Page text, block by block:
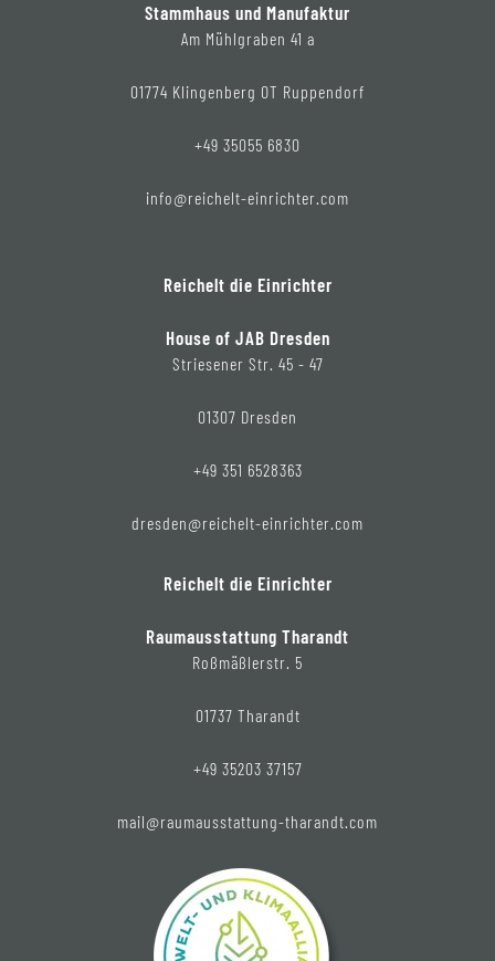
Stammhaus und Manufaktur
Am Mühlgraben 41 a
01774 Klingenberg OT Ruppendorf
+49 35055 6830
info@reichelt-einrichter.com
Reichelt die Einrichter
House of JAB Dresden
Striesener Str. 45 - 47
01307 Dresden
+49 351 6528363
dresden@reichelt-einrichter.com
Reichelt die Einrichter
Raumausstattung Tharandt
Roßmäßlerstr. 5
01737 Tharandt
+49 35203 37157
mail@raumausstattung-tharandt.com